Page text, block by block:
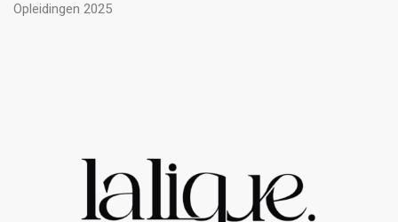
Opleidingen 2025